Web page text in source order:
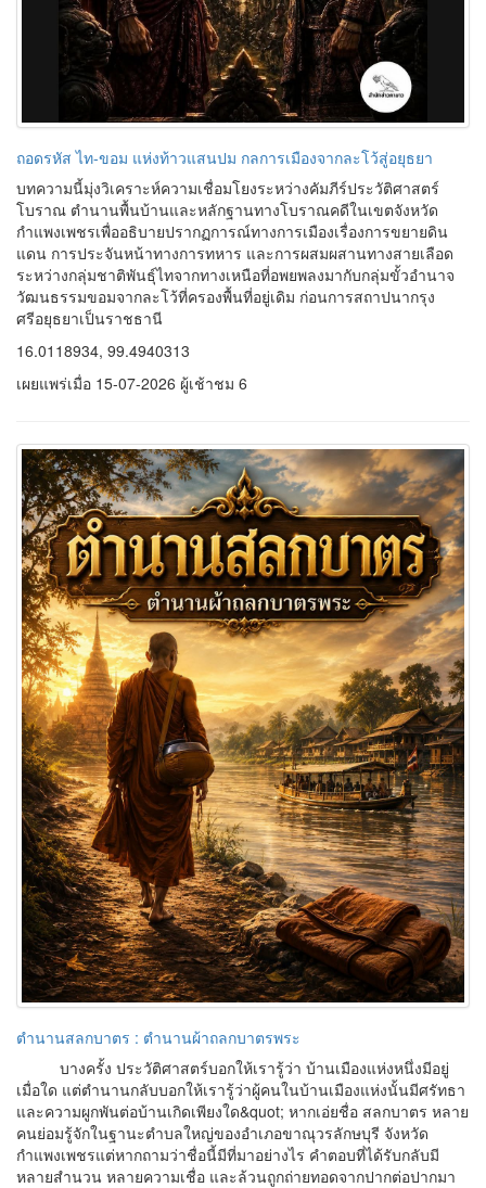
ถอดรหัส ไท-ขอม แห่งท้าวแสนปม กลการเมืองจากละโว้สู่อยุธยา
บทความนี้มุ่งวิเคราะห์ความเชื่อมโยงระหว่างคัมภีร์ประวัติศาสตร์
โบราณ ตำนานพื้นบ้านและหลักฐานทางโบราณคดีในเขตจังหวัด
กำแพงเพชรเพื่ออธิบายปรากฏการณ์ทางการเมืองเรื่องการขยายดิน
แดน การประจันหน้าทางการทหาร และการผสมผสานทางสายเลือด
ระหว่างกลุ่มชาติพันธุ์ไทจากทางเหนือที่อพยพลงมากับกลุ่มขั้วอำนาจ
วัฒนธรรมขอมจากละโว้ที่ครองพื้นที่อยู่เดิม ก่อนการสถาปนากรุง
ศรีอยุธยาเป็นราชธานี
16.0118934, 99.4940313
เผยแพร่เมื่อ 15-07-2026 ผู้เช้าชม 6
ตำนานสลกบาตร : ตำนานผ้าถลกบาตรพระ
บางครั้ง ประวัติศาสตร์บอกให้เรารู้ว่า บ้านเมืองแห่งหนึ่งมีอยู่
เมื่อใด แต่ตำนานกลับบอกให้เรารู้ว่าผู้คนในบ้านเมืองแห่งนั้นมีศรัทธา
และความผูกพันต่อบ้านเกิดเพียงใด&quot; หากเอ่ยชื่อ สลกบาตร หลาย
คนย่อมรู้จักในฐานะตำบลใหญ่ของอำเภอขาณุวรลักษบุรี จังหวัด
กำแพงเพชรแต่หากถามว่าชื่อนี้มีที่มาอย่างไร คำตอบที่ได้รับกลับมี
หลายสำนวน หลายความเชื่อ และล้วนถูกถ่ายทอดจากปากต่อปากมา